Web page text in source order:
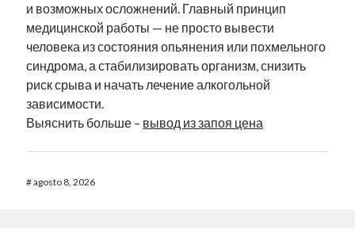
и возможных осложнений. Главный принцип
медицинской работы — не просто вывести
человека из состояния опьянения или похмельного
синдрома, а стабилизировать организм, снизить
риск срыва и начать лечение алкогольной
зависимости.
Выяснить больше – вывод из запоя цена
#agosto 8, 2026